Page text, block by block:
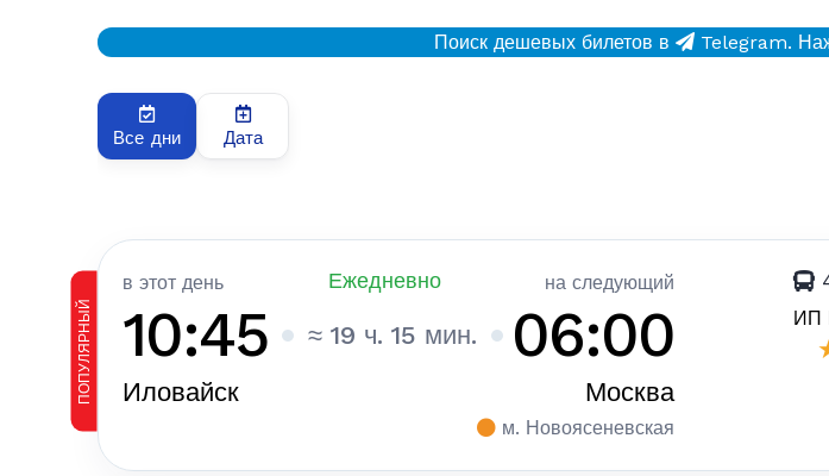
Поиск дешевых билетов в Telegram.
Все дни Дата
ПОПУЛЯРНЫЙ
в этот день Ежедневно на следующий
10:45 ≈ 19 ч. 15 мин. 06:00
Иловайск Москва
м. Новоясеневская
ИП